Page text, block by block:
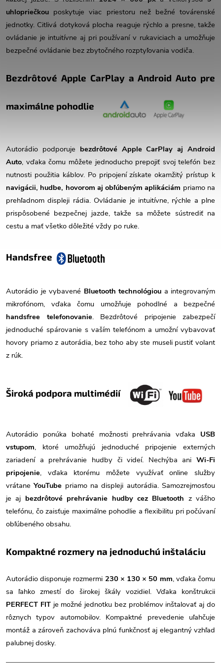
uhlopriečkou poskytuje viac priestoru než bežné továrenské
jednotky. Citlivá dotyková plocha reaguje rýchlo a presne, takže
ovládanie je intuitívne aj pri používaní v rukaviciach a umožňuje
bezpečné ovládanie bez zbytočného rozptyľovania vodiča.
Bezdrôtové Apple CarPlay a Android Auto pre
maximálne pohodlie
Autorádio podporuje bezdrôtové Apple CarPlay aj Android
Auto, vďaka čomu môžete jednoducho prepojiť svoj telefón bez
nutnosti použitia káblov. Po pripojení získate okamžitý prístup k
navigácii, hudbe, hovorom aj obľúbeným aplikáciám priamo na
prehľadnom displeji rádia. Ovládanie je intuitívne, rýchle a plne
prispôsobené bezpečnej jazde, takže sa môžete sústrediť na
cestu a mať všetko dôležité vždy po ruke.
Handsfree
Autorádio je vybavené Bluetooth technológiou a integrovaným
mikrofónom, vďaka čomu umožňuje pohodlné a bezpečné
handsfree telefonovanie. Bezdrôtové pripojenie zabezpečí
jednoduché spárovanie s vaším telefónom a umožní vybavovať
hovory priamo z autorádia, bez toho aby ste museli pustiť volant
z rúk.
Široká podpora multimédií
Autorádio ponúka bohaté možnosti prehrávania vďaka USB
vstupom, ktoré umožňujú jednoduché pripojenie externých
zariadení a prehrávanie hudby či videí. Nechýba ani Wi-Fi
pripojenie, vďaka ktorému môžete využívať online služby
vrátaneYouTube priamo na displeji autorádia. Samozrejmosťou
je aj bezdrôtové prehrávanie hudby cez Bluetooth z vášho
telefónu, čo zaisťuje maximálne pohodlie a flexibilitu pri počúvaní
obľúbeného obsahu.
Kompaktné rozmery na jednoduchú inštaláciu
Autorádio disponuje rozmermi 230 × 130 × 50 mm, vďaka čomu
sa ľahko zmestí do širokej škály vozidiel. Vďaka konštrukcii
PERFECT FITje možné jednotku bez problémov inštalovať aj do
rôznych typov automobilov. Kompaktné prevedenie uľahčuje
montáž a zároveň zachováva plnú funkčnosť aj elegantný vzhľad
palubnej dosky.